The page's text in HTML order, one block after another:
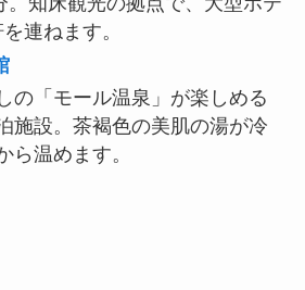
連ねます。
の「モール温泉」が楽しめる
施設。茶褐色の美肌の湯が冷
ら温めます。